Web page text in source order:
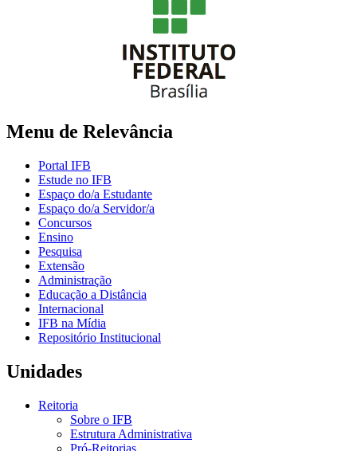
Menu de Relevância
Portal IFB
Estude no IFB
Espaço do/a Estudante
Espaço do/a Servidor/a
Concursos
Ensino
Pesquisa
Extensão
Administração
Educação a Distância
Internacional
IFB na Mídia
Repositório Institucional
Unidades
Reitoria
Sobre o IFB
Estrutura Administrativa
Pró-Reitorias